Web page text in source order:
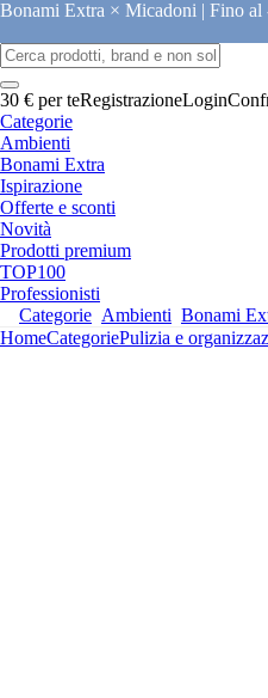
Bonami Extra × Micadoni | Fino
30 € per teRegistrazioneLogin
Categorie
Ambienti
Bonami Extra
Ispirazione
Offerte e sconti
Novità
Prodotti premium
TOP100
Professionisti
Categorie Ambienti Bonami
HomeCategoriePulizia e